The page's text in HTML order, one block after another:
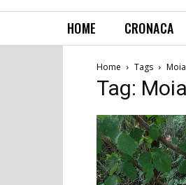
HOME CRONACA
Home Tags
Tag: